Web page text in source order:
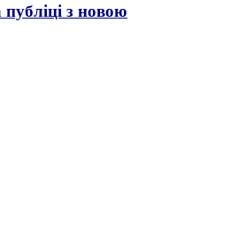
з новою